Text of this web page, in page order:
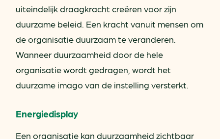
uiteindelijk draagkracht creëren voor zijn
duurzame beleid. Een kracht vanuit mensen om
de organisatie duurzaam te veranderen.
Wanneer duurzaamheid door de hele
organisatie wordt gedragen, wordt het
duurzame imago van de instelling versterkt.
Energiedisplay
Een organisatie kan duurzaamheid zichtbaar